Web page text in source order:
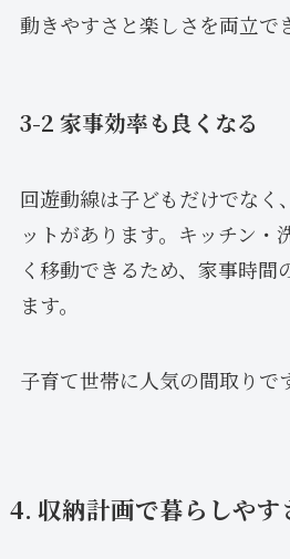
動きやすさと楽しさを両立で
3-2 家事効率も良くなる
回遊動線は子どもだけでなく
ットがあります。キッチン・
く移動できるため、家事時間
ます。
子育て世帯に人気の間取りで
4. 収納計画で暮らしやす